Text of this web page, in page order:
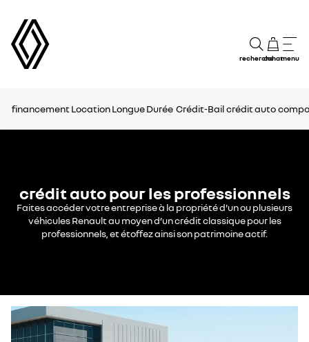
rechercheachatmenu
financement Location Longue Durée Crédit-Bailcrédit auto
crédit auto pour les professionnels
Faites accéder votre entreprise à la propriété d'un ou plusieurs
véhicules Renault au moyen d’un crédit classique pour les
professionnels, et étoffez ainsi son patrimoine actif.